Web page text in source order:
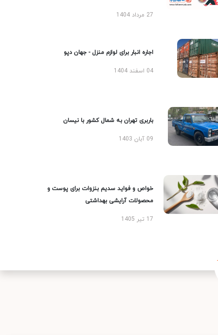
27 مرداد 1404
اجاره انبار برای لوازم منزل - جهان دپو
04 اسفند 1404
باربری تهران به شمال کشور با نیسان
09 آبان 1403
خواص و فواید سدیم بنزوات برای پوست و
محصولات آرایشی بهداشتی
17 تیر 1405